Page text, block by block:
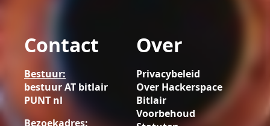
Contact
Bestuur:
bestuur AT bitlair
PUNT nl
Bezoekadres:
Over
Privacybeleid
Over Hackerspace
Bitlair
Voorbehoud